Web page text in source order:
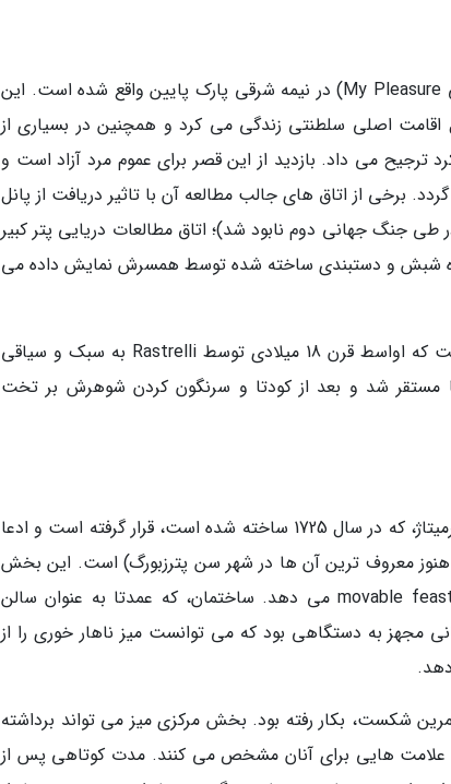
قدیمی ترین ساختمان در پترهوف، مونپلیزر (در لغت به معنی My Pleasure) در نیمه شرقی پارک پایین واقع شده است. این
اصلی سلطنتی زندگی می کرد و همچنین در بسیاری از
ترجیح می داد. بازدید از این قصر برای عموم مرد آزاد است و
برخی از اتاق های جالب مطالعه آن با تاثیر دریافت از پانل
جهانی دوم نابود شد)؛ اتاق مطالعات دریایی پتر کبیر
شبش و دستبندی ساخته شده توسط همسرش نمایش داده می
درست چسبیده به ویلای پتر Catherine Wing قرار گرفته است که اواسط قرن 18 میلادی توسط Rastrelli به سبک و سیاقی
مستقر شد و بعد از کودتا و سرنگون کردن شوهرش بر تخت
در قسمت غربی پارک پایین، ساختار معروف دیگری به نام هرمیتاژ، که در سال 1725 ساخته شده است، قرار گرفته است و ادعا
هنوز معروف ترین آن ها در شهر سن پترزبورگ) است. این بخش
دو طبقه معنای جدیدی را به نوعی مراسم مذهبی به نام movable feast می دهد. ساختمان، که عمدتا به عنوان سالن
مجهز به دستگاهی بود که می توانست میز ناهار خوری را از
شکست، بکار رفته بود. بخش مرکزی میز می تواند برداشته
علامت هایی برای آنان مشخص می کنند. مدت کوتاهی پس از